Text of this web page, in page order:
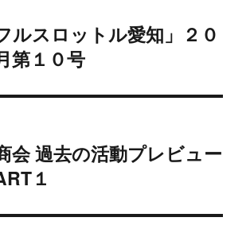
ルスロットル愛知」２０
第１０号
会 過去の活動プレビュー
１